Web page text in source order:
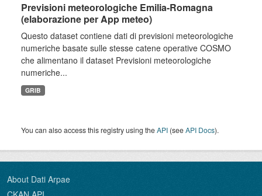
Previsioni meteorologiche Emilia-Romagna
(elaborazione per App meteo)
Questo dataset contiene dati di previsioni meteorologiche
numeriche basate sulle stesse catene operative COSMO
che alimentano il dataset Previsioni meteorologiche
numeriche...
GRIB
You can also access this registry using theAPI (seeAPI Docs).
About Dati Arpae